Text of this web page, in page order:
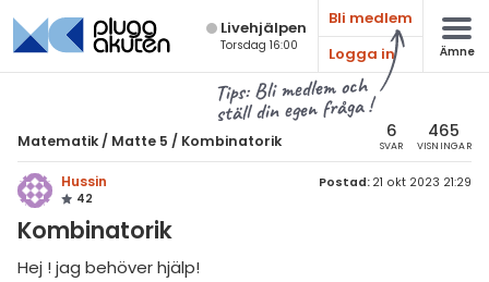
Live­hjälpen
Torsdag 16:00
Bli medlem
Logga in
Ämne
Tips: Bli medlem och
ställ din egen fråga !
Matematik / Matte 5 / Kombinatorik 6
SVAR
465
VISNINGAR
Hussin
42
Postad: 21 okt 2023 21:29
Kombinatorik
Hej ! jag behöver hjälp!
Alla ämnen
Alla trådar
7
Matematik
Matte 5
& Bygg